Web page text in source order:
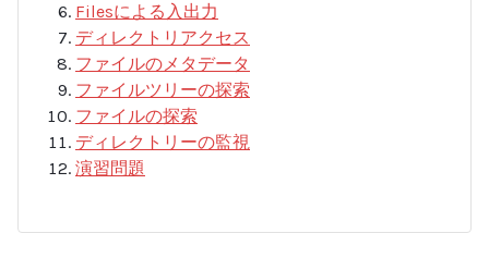
Filesによる入出力
ディレクトリアクセス
ファイルのメタデータ
ファイルツリーの探索
ファイルの探索
ディレクトリーの監視
演習問題